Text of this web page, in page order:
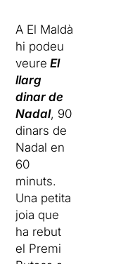
A El Maldà
hi podeu
veure El
llarg
dinar de
Nadal, 90
dinars de
Nadal en
60
minuts.
Una petita
joia que
ha rebut
el Premi